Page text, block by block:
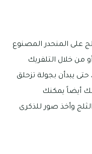
على المنحدر المصنوع
من خلال التلفريك
يبدأن بجولة تزحلق
أيضاً يمكنك
وأخذ صور للذكرى